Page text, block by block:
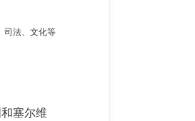
司法、文化等
塞尔维